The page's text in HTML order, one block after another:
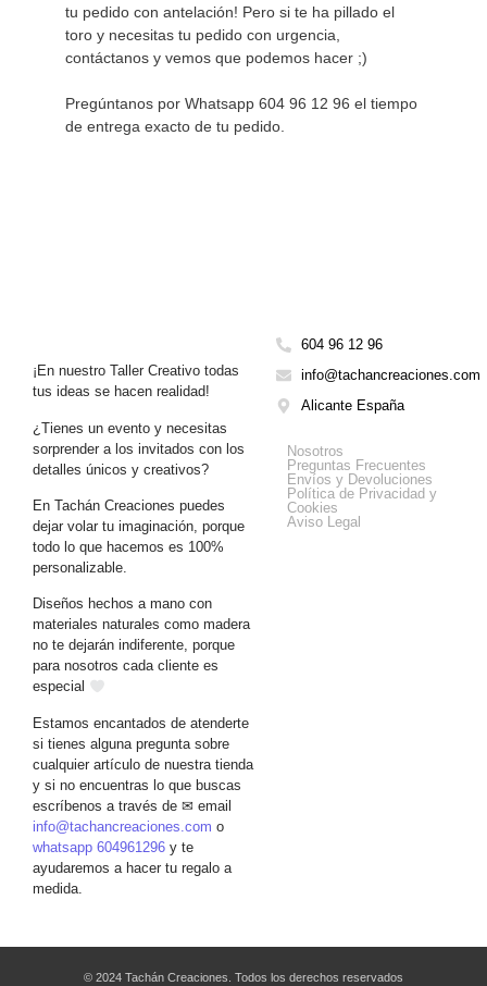
tu pedido con antelación! Pero si te ha pillado el
toro y necesitas tu pedido con urgencia,
contáctanos y vemos que podemos hacer ;)
Pregúntanos por Whatsapp 604 96 12 96 el tiempo
de entrega exacto de tu pedido.
¡En nuestro Taller Creativo todas
tus ideas se hacen realidad!
¿Tienes un evento y necesitas
sorprender a los invitados con los
detalles únicos y creativos?
En Tachán Creaciones puedes
dejar volar tu imaginación, porque
todo lo que hacemos es 100%
personalizable.
Diseños hechos a mano con
materiales naturales como madera
no te dejarán indiferente, porque
para nosotros cada cliente es
especial
Estamos encantados de atenderte
si tienes alguna pregunta sobre
cualquier artículo de nuestra tienda
y si no encuentras lo que buscas
escríbenos a través de ✉ email
info@tachancreaciones.com o
whatsapp 604961296 y te
ayudaremos a hacer tu regalo a
medida.
604 96 12 96
info@tachancreaciones.com
Alicante España
Nosotros
Preguntas Frecuentes
Envíos y Devoluciones
Política de Privacidad y
Cookies
Aviso Legal
© 2024 Tachán Creaciones. Todos los derechos reservados